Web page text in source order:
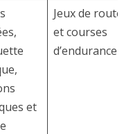
et
Jeux de route
et courses
d’endurance